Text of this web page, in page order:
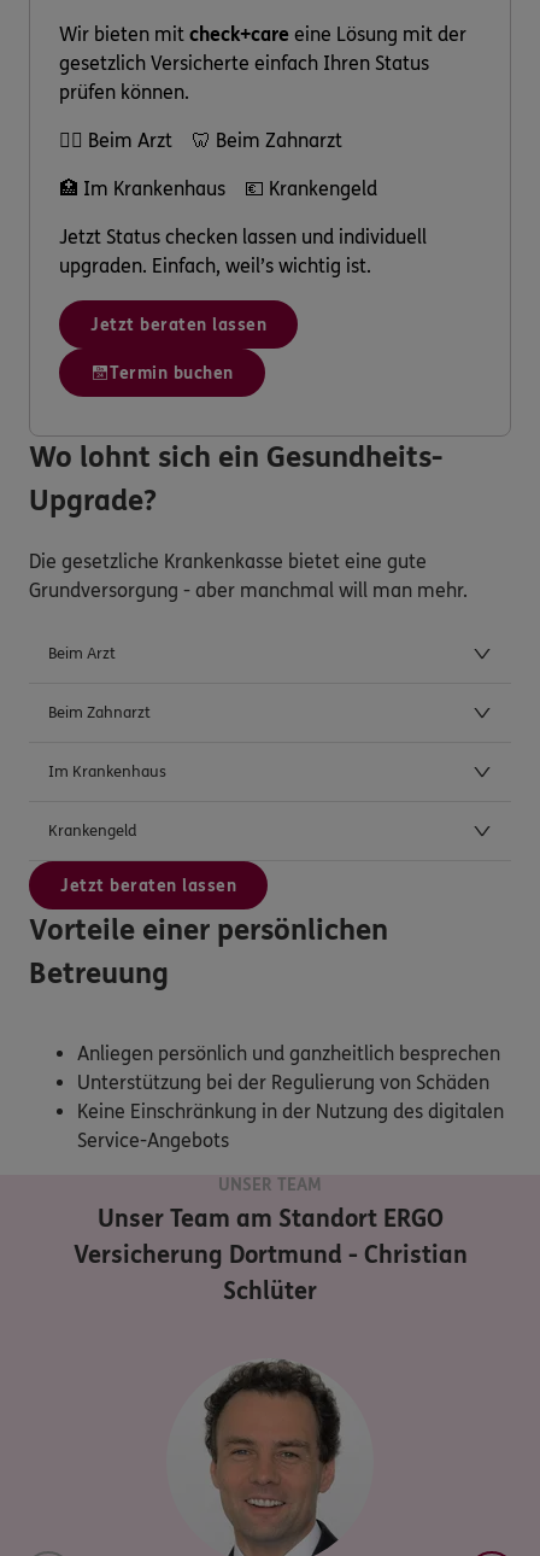
Wir bieten mit check+care eine Lösung mit der
gesetzlich Versicherte einfach Ihren Status
prüfen können.
👩‍⚕️ Beim Arzt 🦷 Beim Zahnarzt
🏥 Im Krankenhaus 💶 Krankengeld
Jetzt Status checken lassen und individuell
upgraden. Einfach, weil’s wichtig ist.
Jetzt beraten lassen
Termin buchen
Wo lohnt sich ein Gesundheits-
Upgrade?
Die gesetzliche Krankenkasse bietet eine gute
Grundversorgung - aber manchmal will man mehr.
Beim Arzt
Beim Zahnarzt
Im Krankenhaus
Krankengeld
Jetzt beraten lassen
Vorteile einer persönlichen
Betreuung
Anliegen persönlich und ganzheitlich besprechen
Unterstützung bei der Regulierung von Schäden
Keine Einschränkung in der Nutzung des digitalen
Service-Angebots
UNSER TEAM
Unser Team am StandortERGO
Versicherung Dortmund - Christian
Schlüter